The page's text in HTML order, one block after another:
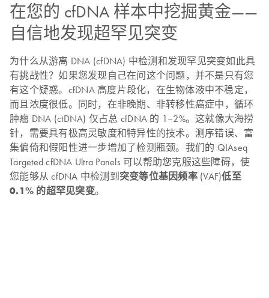
在您的 cfDNA 样本中挖掘黄金——
自信地发现超罕见突变
为什么从游离 DNA (cfDNA) 中检测和发现罕见突变如此具
有挑战性？如果您发现自己在问这个问题，并不是只有您
有这个疑惑。cfDNA 高度片段化，在生物体液中不稳定，
而且浓度很低。同时，在非晚期、非转移性癌症中，循环
肿瘤 DNA (ctDNA) 仅占总 cfDNA 的 1–2%。这就像大海捞
针，需要具有极高灵敏度和特异性的技术。测序错误、富
集偏倚和假阳性进一步增加了检测瓶颈。我们的 QIAseq
Targeted cfDNA Ultra Panels 可以帮助您克服这些障碍，使
您能够从 cfDNA 中检测到 突变等位基因频率 (VAF)低至
0.1% 的超罕见突变。